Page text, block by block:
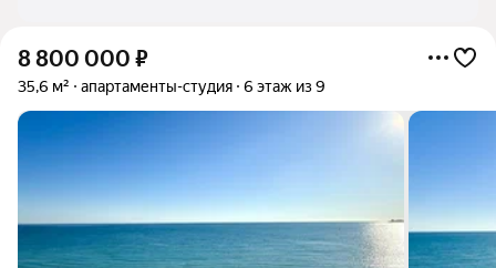
8 800 000 ₽
35,6 м² апартаменты-студия 6 этаж из 9